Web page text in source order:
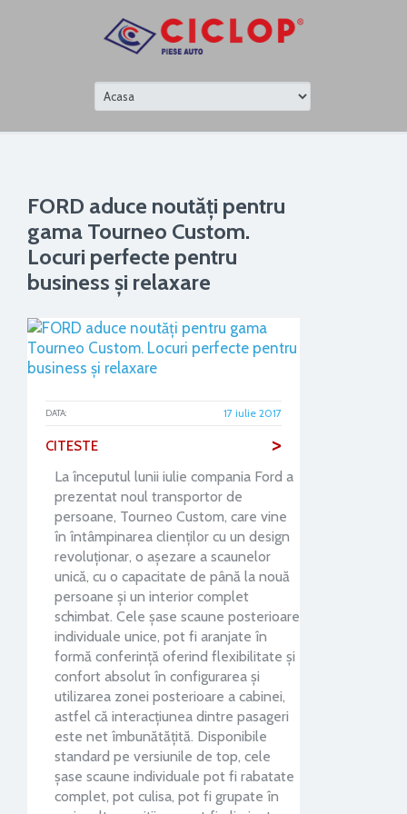
FORD aduce noutăți pentru
gama Tourneo Custom.
Locuri perfecte pentru
business și relaxare
DATA: 17 iulie 2017
CITESTE >
La începutul lunii iulie compania Ford a
prezentat noul transportor de
persoane, Tourneo Custom, care vine
în întâmpinarea clienților cu un design
revoluționar, o așezare a scaunelor
unică, cu o capacitate de până la nouă
persoane și un interior complet
schimbat. Cele șase scaune posterioare
individuale unice, pot fi aranjate în
formă conferință oferind flexibilitate și
confort absolut în configurarea și
utilizarea zonei posterioare a cabinei,
astfel că interacțiunea dintre pasageri
este net îmbunătățită. Disponibile
standard pe versiunile de top, cele
șase scaune individuale pot fi rabatate
complet, pot culisa, pot fi grupate în